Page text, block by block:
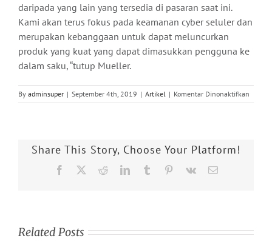
daripada yang lain yang tersedia di pasaran saat ini.
Kami akan terus fokus pada keamanan cyber seluler dan
merupakan kebanggaan untuk dapat meluncurkan
produk yang kuat yang dapat dimasukkan pengguna ke
dalam saku, “tutup Mueller.
By adminsuper | September 4th, 2019 | Artikel | Komentar Dinonaktifkan
UTrust
Share This Story, Choose Your Platform!
Facebook RedditLinkedInTumblr Pinterest
Vk Email
Related Posts